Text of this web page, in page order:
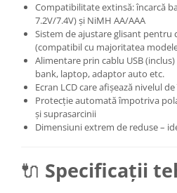
Compatibilitate extinsă: încarcă
7.2V/7.4V) și NiMH AA/AAA
Sistem de ajustare glisant pentru
(compatibil cu majoritatea
Alimentare prin cablu USB
bank, laptop, adaptor auto etc.
Ecran LCD care afișează nivelul
Protecție automată împotriva
și suprasarcinii
Dimensiuni extrem de reduse –
🔌 Specificații